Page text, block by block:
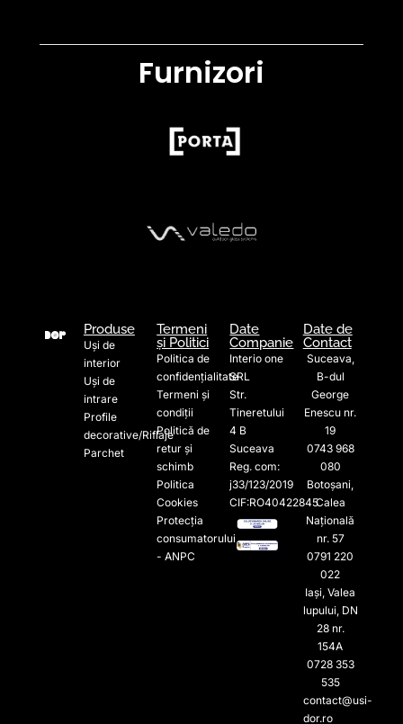
Furnizori
Produse
Uși de
interior
Uși de
intrare
Profile
decorative/Riflaje
Parchet
Termeni
și Politici
Politica de
confidențialitate
Termeni și
condiții
Politică de
retur și
schimb
Politica
Cookies
Protecția
consumatorului
- ANPC
Date
Companie
Interio one
SRL
Str.
Tineretului
4 B
Suceava
Reg. com:
j33/123/2019
CIF:RO40422845
Date de
Contact
Suceava,
B-dul
George
Enescu nr.
19
0743 968
080
Botoșani,
Calea
Națională
nr. 57
0791 220
022​
Iași, Valea
lupului, DN
28 nr.
154A
0728 353
535​
contact@usi-
dor.ro